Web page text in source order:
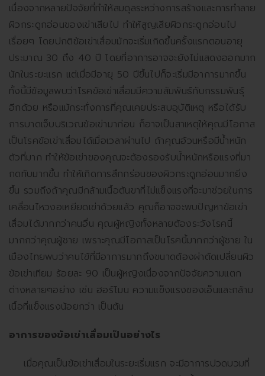
เนื่องจากหลายปัจจัยที่ทำให้สมดุลระหว่างการสร้างและการทำลาย
ผิวกระดูกอ่อนของเข่าเสียไป ทำให้สูญเสียผิวกระดูกอ่อนไป
เรื่อยๆ โดยปกติข้อเข่าเสื่อมมักจะเริ่มเกิดขึ้นครั้งแรกตอนอายุ
ประมาณ 30 ถึง 40 ปี โดยที่อาการอาจจะยังไม่แสดงออกมาก
นักในระยะแรก แต่เมื่อมีอายุ 50 ปีขึ้นไปก็จะเริ่มมีอาการมากขึ้น
ทั้งนี้มีข้อมูลพบว่าโรคข้อเข่าเสื่อมมีความสัมพันธ์กับกรรมพันธุ์
อีกด้วย หรือแม้กระทั่งการที่คุณเคยประสบอุบัติเหตุ หรือได้รับ
การบาดเจ็บบริเวณข้อเข่ามาก่อน ก็อาจเป็นสาเหตุให้คุณมีโอกาส
เป็นโรคข้อเข่าเสื่อมได้เมื่อเวลาผ่านไป ถ้าคุณอ้วนหรือมีน้ำหนัก
ตัวที่มาก ทำให้ข้อเข่าของคุณจะต้องรองรับน้ำหนักหรือแรงที่มา
กดทับมากขึ้น ทำให้เกิดการสึกกร่อนของผิวกระดูกอ่อนมากยิ่ง
ขึ้น รวมถึงถ้าคุณมีกล้ามเนื้อต้นขาที่ไม่แข็งแรงที่จะมาช่วยในการ
เคลื่อนไหวงอเหยียดเข่าด้วยแล้ว คุณก็อาจจะพบปัญหาข้อเข่า
เสื่อมได้มากกว่าคนอื่น คุณผู้หญิงทั้งหลายต้องระวังโรคนี้
มากกว่าคุณผู้ชาย เพราะคุณมีโอกาสเป็นโรคนี้มากกว่าผู้ชาย ใน
เมืองไทยพบว่าคนไข้ที่มีอาการมากถึงขนาดต้องผ่าตัดเปลี่ยนผิว
ข้อเข่าเทียม ร้อยละ 90 เป็นผู้หญิงเนื่องจากปัจจัยความแตก
ต่างหลายๆอย่าง เช่น ฮอร์โมน ความแข็งแรงของเอ็นและกล้าม
เนื้อที่แข็งแรงน้อยกว่า เป็นต้น
อาการของข้อเข่าเสื่อมเป็นอย่างไร
เมื่อคุณเป็นข้อเข่าเสื่อมในระยะเริ่มแรก จะมีอาการปวดบวมที่